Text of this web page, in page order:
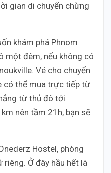
gian di chuyển chừng
khám phá Phnom
một đêm, nếu không có
Vé cho chuyển
có thể mua trực tiếp từ
từ thủ đô tới
nên tầm 21h, bạn sẽ
Hostel, phòng
Ở đây hầu hết là